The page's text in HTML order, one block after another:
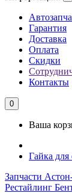
Гарантия
Доставка
Оплата
Скидки
Контакты
0
Ваша
Гайка
Запчасти
Рестайлинг